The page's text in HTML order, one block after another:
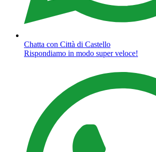
Chatta con Città di Castello
Rispondiamo in modo super veloce!